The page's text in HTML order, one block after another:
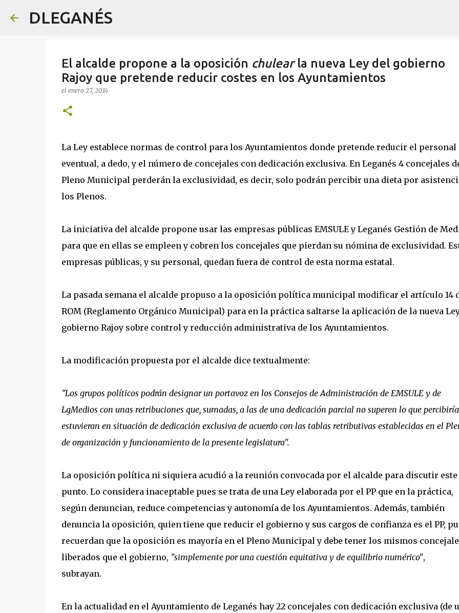
DLEGANÉS
El alcalde propone a la oposición chulearla nueva Ley del gobierno
Rajoy que pretende reducir costes en los Ayuntamientos
el enero 27, 2014
La Ley establece normas de control para los Ayuntamientos donde pretende reducir el personal
eventual, a dedo, y el número de concejales con dedicación exclusiva. En Leganés 4 concejales
Pleno Municipal perderán la exclusividad, es decir, solo podrán percibir una dieta por
los Plenos.
La iniciativa del alcalde propone usar las empresas públicas EMSULE y Leganés Gestión de
para que en ellas se empleen y cobren los concejales que pierdan su nómina de exclusividad.
empresas públicas, y su personal, quedan fuera de control de esta norma estatal.
La pasada semana el alcalde propuso a la oposición política municipal modificar el artículo 14
ROM (Reglamento Orgánico Municipal) para en la práctica saltarse la aplicación de la nueva
gobierno Rajoy sobre control y reducción administrativa de los Ayuntamientos.
La modificación propuesta por el alcalde dice textualmente:
"Los grupos políticos podrán designar un portavoz en los Consejos de Administración de EMSULE y de
LgMedios con unas retribuciones que, sumadas, a las de una dedicación parcial no superen lo que
estuvieran en situación de dedicación exclusiva de acuerdo con las tablas retributivas establecidas en el
de organización y funcionamiento de la presente legislatura".
La oposición política ni siquiera acudió a la reunión convocada por el alcalde para discutir este
punto. Lo considera inaceptable pues se trata de una Ley elaborada por el PP que en la práctica,
según denuncian, reduce competencias y autonomía de los Ayuntamientos. Además, también
denuncia la oposición, quien tiene que reducir el gobierno y sus cargos de confianza es el PP,
recuerdan que la oposición es mayoría en el Pleno Municipal y debe tener los mismos
liberados que el gobierno, "simplemente por una cuestión equitativa y de equilibrio numérico",
subrayan.
En la actualidad en el Ayuntamiento de Leganés hay 22 concejales con dedicación exclusiva (de